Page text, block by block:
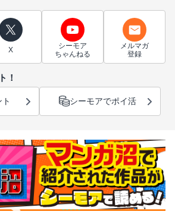
X
シーモア
ちゃんねる
メルマガ
登録
！
シーモアでポイ活